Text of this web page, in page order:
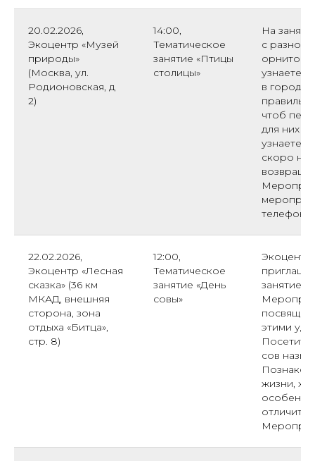
20.02.2026,
Экоцентр «Музей
природы»
(Москва, ул.
Родионовская, д
2)
14:00,
Тематическое
занятие «Птицы
столицы»
На
с
узнаете,
в городе
чтоб
для них
узнаете,
скоро
телефону
22.02.2026,
Экоцентр «Лесная
сказка» (36 км
МКАД, внешняя
сторона, зона
отдыха «Битца»,
стр. 8)
12:00,
Тематическое
занятие «День
совы»
Экоцентр
занятие
этими
сов
жизни,